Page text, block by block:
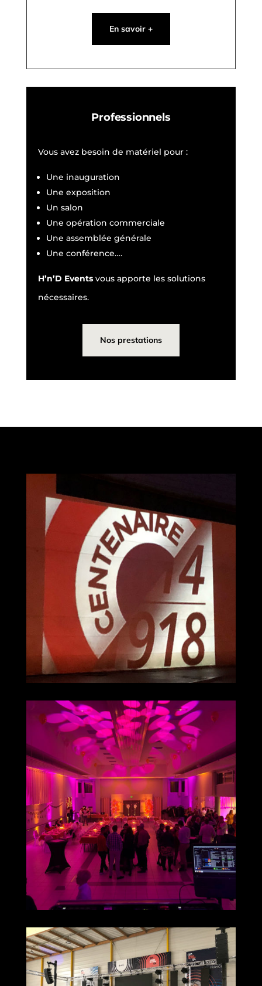
En savoir +
Professionnels
Vous avez besoin de matériel pour :
Une inauguration
Une exposition
Un salon
Une opération commerciale
Une assemblée générale
Une conférence….
H’n’D Eventsvous apporte les solutions
nécessaires.
Nos prestations